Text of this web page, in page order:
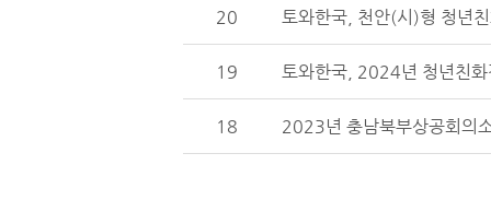
20 토와한국, 천안(시)형 청년
19 토와한국, 2024년 청년친
18 2023년 충남북부상공회의소